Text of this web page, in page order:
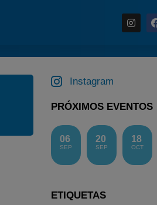
Instagram
PRÓXIMOS EVENTOS
06
SEP
20
SEP
18
OCT
ETIQUETAS